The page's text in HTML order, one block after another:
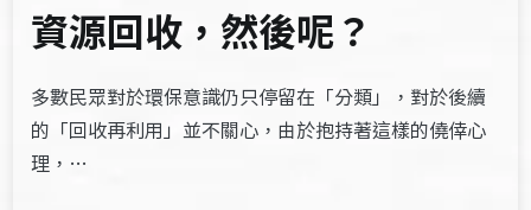
資源回收，然後呢？
多數民眾對於環保意識仍只停留在「分類」，對於後續
的「回收再利用」並不關心，由於抱持著這樣的僥倖心
理，…